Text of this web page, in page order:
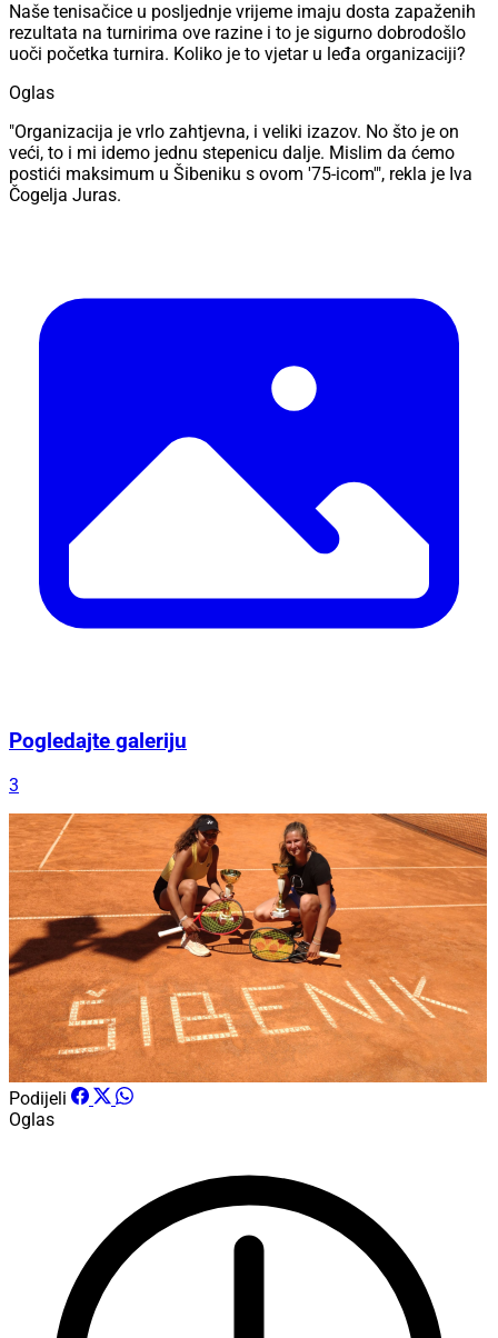
Naše tenisačice u posljednje vrijeme imaju dosta zapaženih
rezultata na turnirima ove razine i to je sigurno dobrodošlo
uoči početka turnira. Koliko je to vjetar u leđa organizaciji?
Oglas
"Organizacija je vrlo zahtjevna, i veliki izazov. No što je on
veći, to i mi idemo jednu stepenicu dalje. Mislim da ćemo
postići maksimum u Šibeniku s ovom '75-icom'", rekla je Iva
Čogelja Juras.
Pogledajte galeriju
3
Podijeli
Oglas